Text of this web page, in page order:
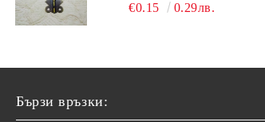
€0.15 0.29лв.
Бързи връзки: